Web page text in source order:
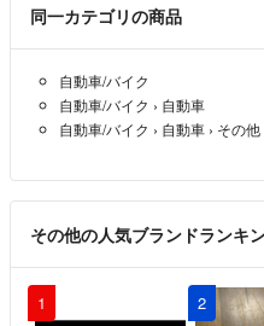
同一カテゴリの商品
自動車/バイク
自動車/バイク › 自動車
自動車/バイク › 自動車 › その他
その他の人気ブランドランキ
1 2